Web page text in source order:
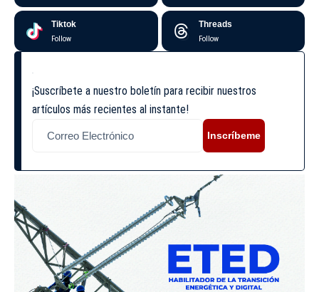
Tiktok
Follow
Threads
Follow
¡Suscríbete a nuestro boletín para recibir nuestros
artículos más recientes al instante!
Inscríbeme